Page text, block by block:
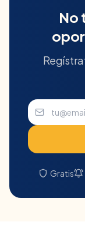
No
Gratis